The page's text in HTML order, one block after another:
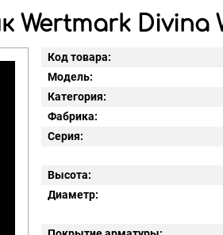
Divina
Код товара:
Модель:
Категория:
Фабрика:
Серия:
Высота:
Диаметр: